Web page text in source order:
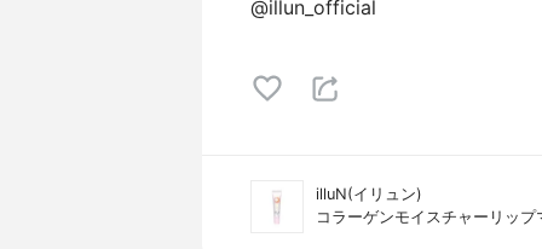
@illun_official
illuN(イリュン)
コラーゲンモイスチャーリップ